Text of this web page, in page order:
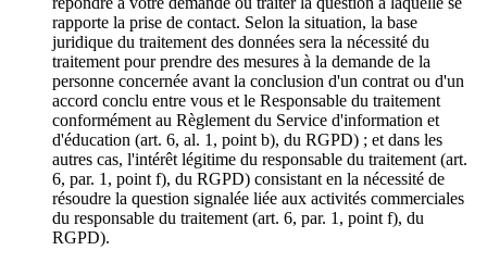
rapporte la prise de contact. Selon la situation, la base
juridique du traitement des données sera la nécessité du
traitement pour prendre des mesures à la demande de la
personne concernée avant la conclusion d'un contrat ou d'un
accord conclu entre vous et le Responsable du traitement
conformément au Règlement du Service d'information et
d'éducation (art. 6, al. 1, point b), du RGPD) ; et dans les
autres cas, l'intérêt légitime du responsable du traitement (art.
6, par. 1, point f), du RGPD) consistant en la nécessité de
résoudre la question signalée liée aux activités commerciales
du responsable du traitement (art. 6, par. 1, point f), du
RGPD).